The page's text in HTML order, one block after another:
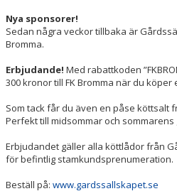
Nya sponsorer!
Sedan några veckor tillbaka är
Bromma.
Erbjudande! Med rabattkoden
300 kronor till FK Bromma när du köper
Som tack får du även en påse köttsalt
Perfekt till midsommar och sommarens
Erbjudandet gäller alla köttlådor från
för befintlig stamkundsprenumeration.
Beställ på: www.gardssallskapet.se